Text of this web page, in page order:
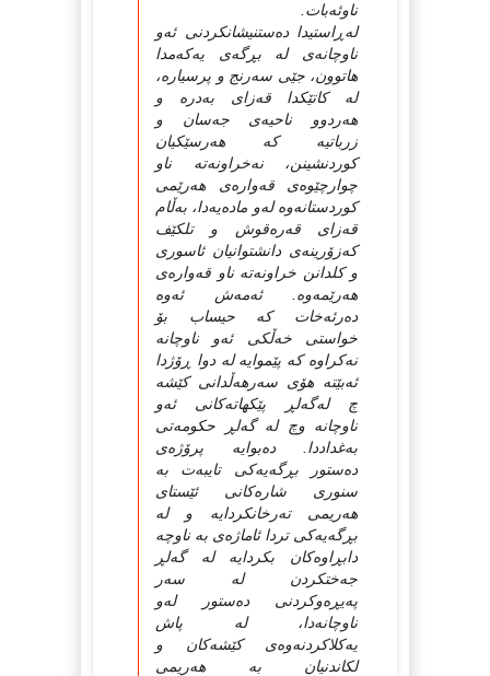
ناوئه‌بات.
له‌ڕاستیدا ده‌ستنیشانكردنی ئه‌و
ناوچانه‌ی له‌ بڕگه‌ی یه‌كه‌مدا
هاتوون، جێی سه‌رنج و پرسیاره‌،
له‌ كاتێكدا قه‌زای به‌دره‌ و
هه‌ردوو ناحیه‌ی جه‌سان و
زرباتیه‌ كه‌ هه‌رسێكیان
كوردنشینن، نه‌خراونه‌ته‌ ناو
چوارچێوه‌ی قه‌واره‌ی هه‌رێمی
كوردستانه‌وه‌ له‌و ماده‌یه‌دا، به‌ڵام
قه‌زای قه‌ره‌قوش و تلكێف
كه‌زۆرینه‌ی دانشتوانیان ئاسوری
و كلدانن خراونه‌ته‌ ناو قه‌واره‌ی
هه‌رێمه‌وه‌. ئه‌مه‌ش ئه‌وه‌
ده‌رئه‌خات كه‌ حیساب بۆ
خواستی خه‌ڵكی ئه‌و ناوچانه‌
نه‌كراوه‌ كه‌ پێموایه‌ له‌ دوا ڕۆژدا
ئه‌بێته‌ هۆی سه‌رهه‌ڵدانی كێشه‌
چ له‌گه‌لڕ پێكهاته‌كانی ئه‌و
ناوچانه‌ وچ له‌ گه‌لڕ حكومه‌تی
به‌غداددا. ده‌بوایه‌ پرۆژه‌ی
ده‌ستور بڕگه‌یه‌كی تایبه‌ت به‌
سنوری شاره‌كانی ئێستای
هه‌ریمی ته‌رخانكردایه‌ و له‌
بڕگه‌یه‌كی تردا ئاماژه‌ی به‌ ناوچه‌
دابڕاوه‌كان بكردایه‌ له‌ گه‌لڕ
جه‌ختكردن له‌ سه‌ر
په‌یڕه‌وكردنی ده‌ستور له‌و
ناوچانه‌دا، له‌ پاش
یه‌كلاكردنه‌وه‌ی كێشه‌كان و
لكاندنیان به‌ هه‌ریمی